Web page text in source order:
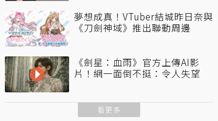
夢想成真！VTuber結城昨日奈與
《刀劍神域》推出聯動周邊
《劍星：血雨》官方上傳AI影
片！網一面倒不挺：令人失望
看更多